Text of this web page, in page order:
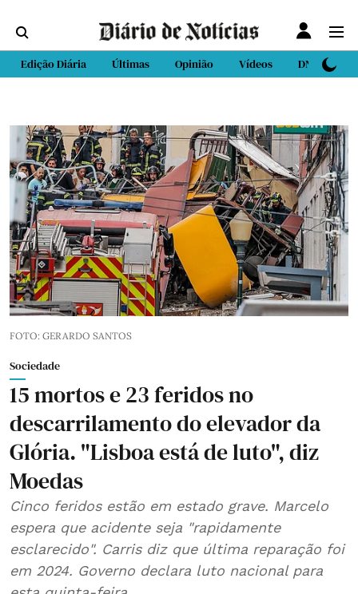
Edição Diária Últimas Opinião Vídeos DN Sport
FOTO: GERARDO SANTOS
Sociedade
15 mortos e 23 feridos no
descarrilamento do elevador da
Glória. "Lisboa está de luto", diz
Moedas
Cinco feridos estão em estado grave. Marcelo
espera que acidente seja "rapidamente
esclarecido". Carris diz que última reparação foi
em 2024. Governo declara luto nacional para